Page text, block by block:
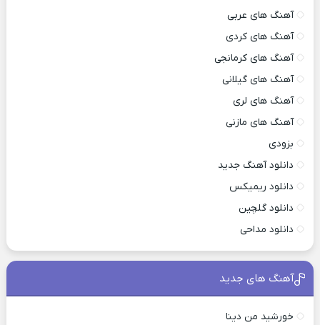
آهنگ های عربی
آهنگ های کردی
آهنگ های کرمانجی
آهنگ های گیلانی
آهنگ های لری
آهنگ های مازنی
بزودی
دانلود آهنگ جدید
دانلود ریمیکس
دانلود گلچین
دانلود مداحی
آهنگ های جدید
خورشید من دینا